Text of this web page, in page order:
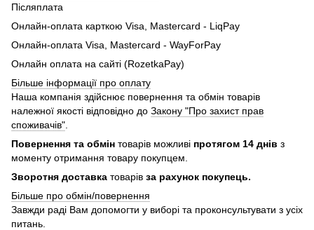
Післяплата
Онлайн-оплата карткою Visa, Mastercard - LiqPay
Онлайн-оплата Visa, Mastercard - WayForPay
Онлайн оплата на сайті (RozetkaPay)
Більше інформації про оплату
Наша компанія здійснює повернення та обмін товарів
належної якості відповідно до Закону "Про захист прав
споживачів"
Повернення та обмін товарів можливі протягом 14 днів з
моменту отримання товару покупцем.
Зворотня доставка товарів за рахунок покупець.
Більше про обмін/повернення
Завжди раді Вам допомогти у виборі та проконсультувати з усіх
питань.